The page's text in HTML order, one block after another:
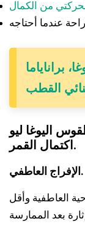
من الكمال
براناياما
القطب
اليوغا ليو
اكتمال القمر.
الإفراج العاطفي.
العاطفية وأقل